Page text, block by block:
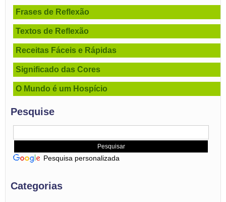
Frases de Reflexão
Textos de Reflexão
Receitas Fáceis e Rápidas
Significado das Cores
O Mundo é um Hospício
Pesquise
Pesquisa personalizada
Categorias